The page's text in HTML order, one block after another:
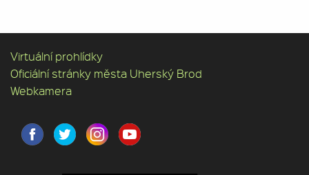
Virtuální prohlídky
Oficiální stránky města Uherský Brod
Webkamera